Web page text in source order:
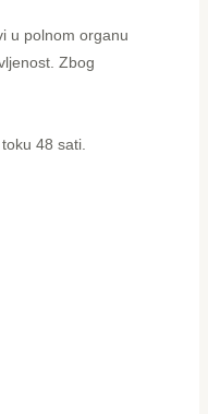
u polnom organu
Zbog
48 sati.